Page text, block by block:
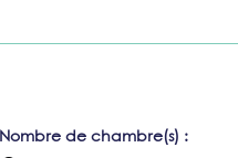
Nombre de chambre(s) :